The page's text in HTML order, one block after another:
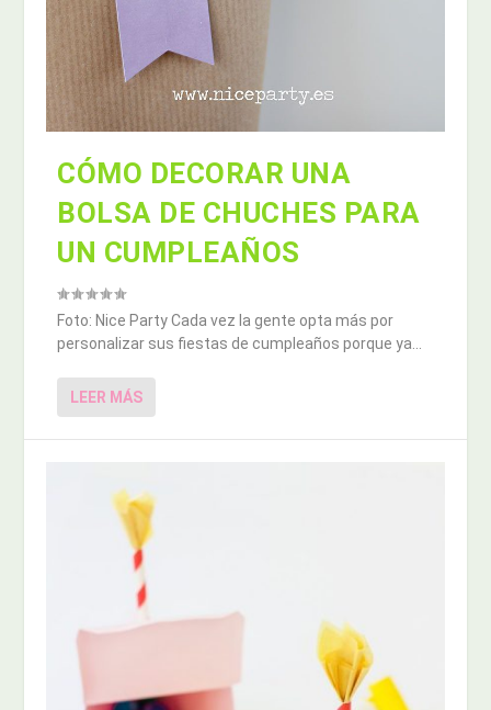
CÓMO DECORAR UNA
BOLSA DE CHUCHES PARA
UN CUMPLEAÑOS
Foto: Nice Party Cada vez la gente opta más por
personalizar sus fiestas de cumpleaños porque ya...
LEER MÁS